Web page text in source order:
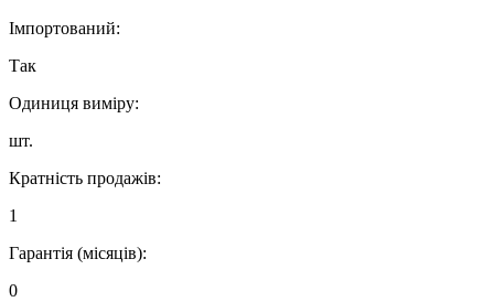
Імпортований:
Так
Одиниця виміру:
шт.
Кратність продажів:
1
Гарантія (місяців):
0